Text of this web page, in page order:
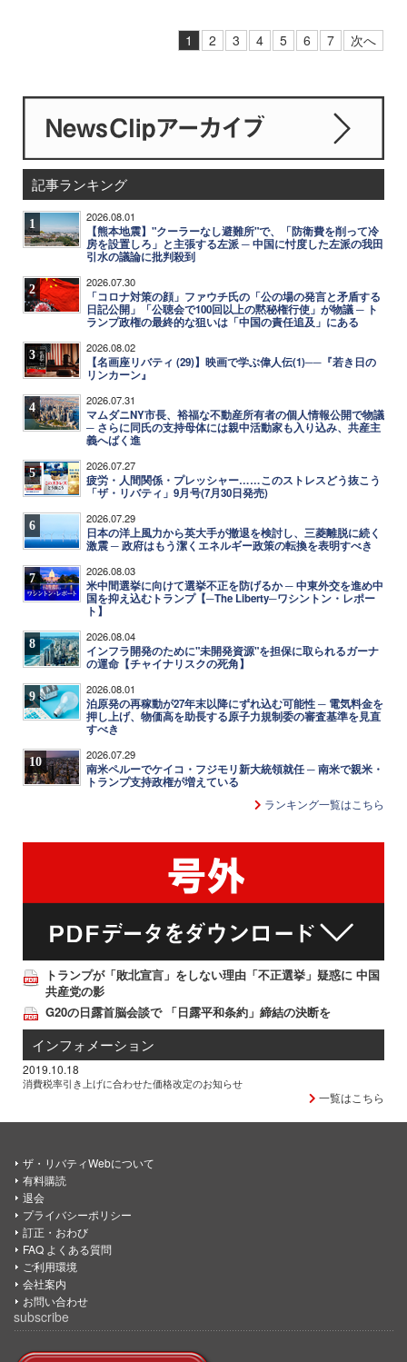
1 2 3 4 5 6 7 次へ
記事ランキング
1 2026.08.01
【熊本地震】"クーラーなし避難所"で、「防衛費を削って冷
房を設置しろ」と主張する左派 ─ 中国に忖度した左派の我田
引水の議論に批判殺到
2 2026.07.30
「コロナ対策の顔」ファウチ氏の「公の場の発言と矛盾する
日記公開」「公聴会で100回以上の黙秘権行使」が物議 ─ ト
ランプ政権の最終的な狙いは「中国の責任追及」にある
3 2026.08.02
【名画座リバティ (29)】映画で学ぶ偉人伝(1)──『若き日の
リンカーン』
4 2026.07.31
マムダニNY市長、裕福な不動産所有者の個人情報公開で物議
─ さらに同氏の支持母体には親中活動家も入り込み、共産主
義へばく進
5 2026.07.27
疲労・人間関係・プレッシャー……このストレスどう抜こう
「ザ・リバティ」9月号(7月30日発売)
6 2026.07.29
日本の洋上風力から英大手が撤退を検討し、三菱離脱に続く
激震 ─ 政府はもう潔くエネルギー政策の転換を表明すべき
7 2026.08.03
米中間選挙に向けて選挙不正を防げるか ─ 中東外交を進め中
国を抑え込むトランプ【─The Liberty─ワシントン・レポー
ト】
8 2026.08.04
インフラ開発のために"未開発資源"を担保に取られるガーナ
の運命【チャイナリスクの死角】
9 2026.08.01
泊原発の再稼動が27年末以降にずれ込む可能性 ─ 電気料金を
押し上げ、物価高を助長する原子力規制委の審査基準を見直
すべき
10 2026.07.29
南米ペルーでケイコ・フジモリ新大統領就任 ─ 南米で親米・
トランプ支持政権が増えている
ランキング一覧はこちら
トランプが「敗北宣言」をしない理由「不正選挙」疑惑に 中国
共産党の影
G20の日露首脳会談で 「日露平和条約」締結の決断を
インフォメーション
2019.10.18
消費税率引き上げに合わせた価格改定のお知らせ
一覧はこちら
ザ・リバティWebについて
有料購読
退会
プライバシーポリシー
訂正・おわび
FAQ よくある質問
ご利用環境
会社案内
お問い合わせ
subscribe